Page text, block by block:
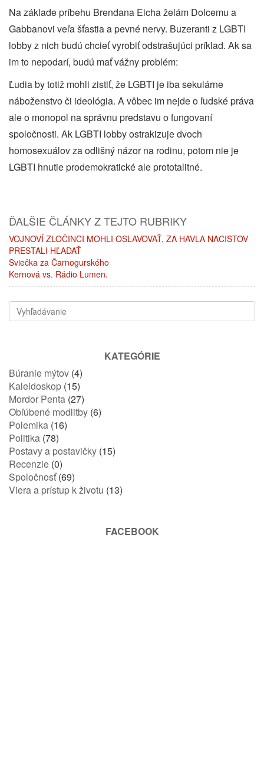
Na základe príbehu Brendana Eicha želám Dolcemu a
Gabbanovi veľa šťastia a pevné nervy. Buzeranti z LGBTI
lobby z nich budú chcieť vyrobiť odstrašujúci príklad. Ak sa
im to nepodarí, budú mať vážny problém:
Ľudia by totiž mohli zistiť, že LGBTI je iba sekulárne
náboženstvo či ideológia. A vôbec im nejde o ľudské práva
ale o monopol na správnu predstavu o fungovaní
spoločnosti. Ak LGBTI lobby ostrakizuje dvoch
homosexuálov za odlišný názor na rodinu, potom nie je
LGBTI hnutie prodemokratické ale prototalitné.
ĎALŠIE ČLÁNKY Z TEJTO RUBRIKY
VOJNOVÍ ZLOČINCI MOHLI OSLAVOVAŤ, ZA HAVLA NACISTOV
PRESTALI HĽADAŤ
Sviečka za Čarnogurského
Kernová vs. Rádio Lumen.
KATEGÓRIE
Búranie mýtov (4)
Kaleidoskop (15)
Mordor Penta (27)
Obľúbené modlitby (6)
Polemika (16)
Politika (78)
Postavy a postavičky (15)
Recenzie (0)
Spoločnosť(69)
Viera a prístup k životu (13)
FACEBOOK